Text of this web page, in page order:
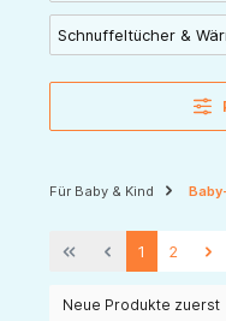
Schnuffeltücher &
Für Baby & Kind
1 2